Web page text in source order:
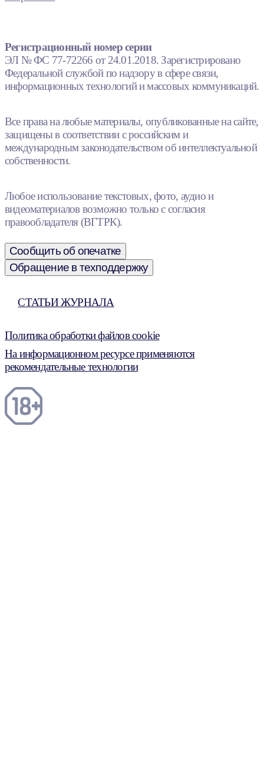
Регистрационный номер серии
ЭЛ № ФС 77-72266 от 24.01.2018. Зарегистрировано
Федеральной службой по надзору в сфере связи,
информационных технологий и массовых коммуникаций.
Все права на любые материалы, опубликованные на сайте,
защищены в соответствии с российским и
международным законодательством об интеллектуальной
собственности.
Любое использование текстовых, фото, аудио и
видеоматериалов возможно только с согласия
правообладателя (ВГТРК).
Сообщить об опечатке
Обращение в техподдержку
СТАТЬИ ЖУРНАЛА
Политика обработки файлов cookie
На информационном ресурсе применяются
рекомендательные технологии